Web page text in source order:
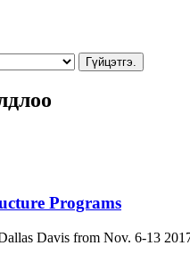
Гүйцэтгэ.
Programs
Davis from Nov. 6-13